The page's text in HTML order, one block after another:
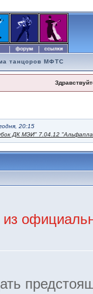
танцоров МФТС
20:15
ДК МЭИ" 7.04.12